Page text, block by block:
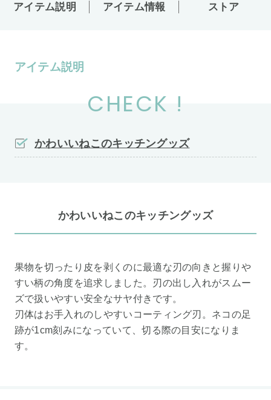
アイテム説明 アイテム情報 ストア
アイテム説明
CHECK !
かわいいねこのキッチングッズ
かわいいねこのキッチングッズ
果物を切ったり皮を剥くのに最適な刃の向きと握りや
すい柄の角度を追求しました。刃の出し入れがスムー
ズで扱いやすい安全なサヤ付きです。
刃体はお手入れのしやすいコーティング刃。ネコの足
跡が1cm刻みになっていて、切る際の目安になりま
す。